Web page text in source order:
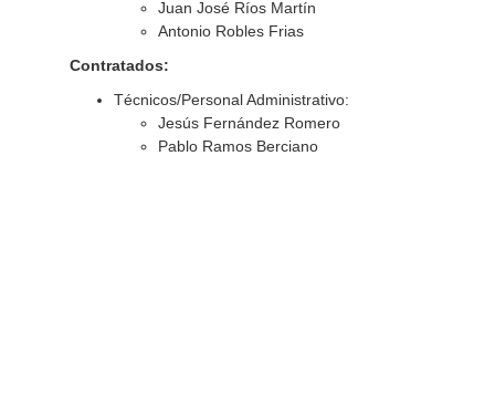
Juan José Ríos Martín
Antonio Robles Frias
Contratados:
Técnicos/Personal Administrativo:
Jesús Fernández Romero
Pablo Ramos Berciano